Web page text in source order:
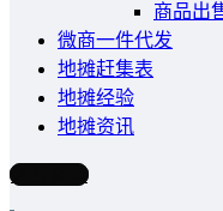
商品出
微商一件代发
地摊赶集表
地摊经验
地摊资讯
写文章